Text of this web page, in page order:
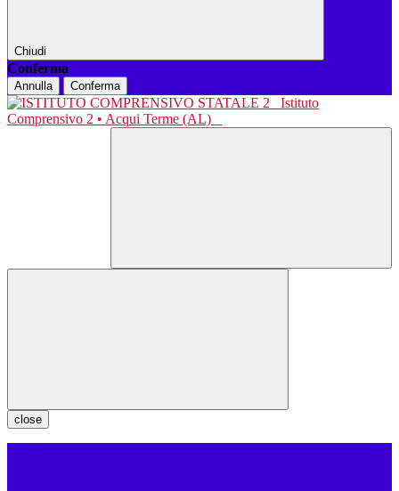
Chiudi
Conferma
Annulla Conferma
Istituto
Comprensivo 2 • Acqui Terme (AL)
close